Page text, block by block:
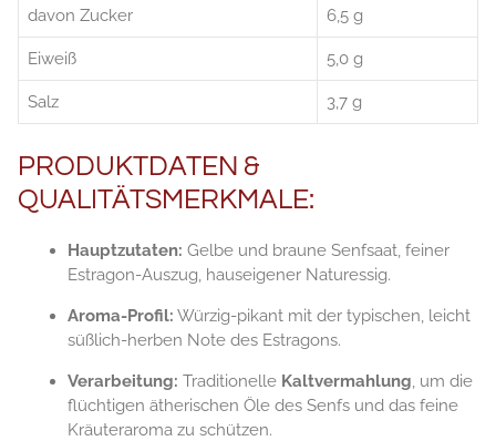
davon Zucker 6,5 g
Eiweiß 5,0 g
Salz 3,7 g
PRODUKTDATEN &
QUALITÄTSMERKMALE:
Hauptzutaten: Gelbe und braune Senfsaat, feiner
Estragon-Auszug, hauseigener Naturessig.
Aroma-Profil: Würzig-pikant mit der typischen, leicht
süßlich-herben Note des Estragons.
Verarbeitung: Traditionelle Kaltvermahlung, um die
flüchtigen ätherischen Öle des Senfs und das feine
Kräuteraroma zu schützen.